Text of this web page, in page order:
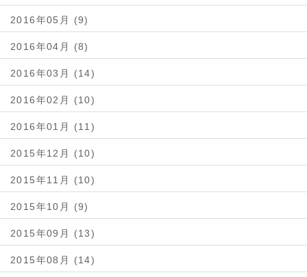
2016年05月 (9)
2016年04月 (8)
2016年03月 (14)
2016年02月 (10)
2016年01月 (11)
2015年12月 (10)
2015年11月 (10)
2015年10月 (9)
2015年09月 (13)
2015年08月 (14)